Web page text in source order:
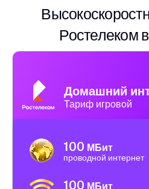
Ростелеком
Домашний
Тариф игровой
100 МБит
проводной интернет
100 МБит